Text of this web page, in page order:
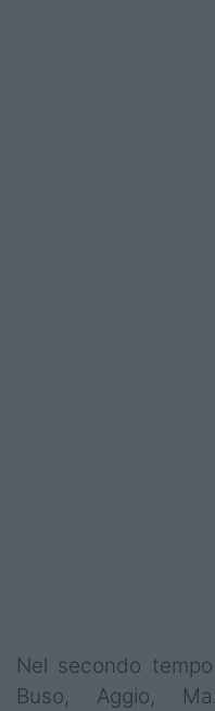
Nel secondo
Buso, Aggio,